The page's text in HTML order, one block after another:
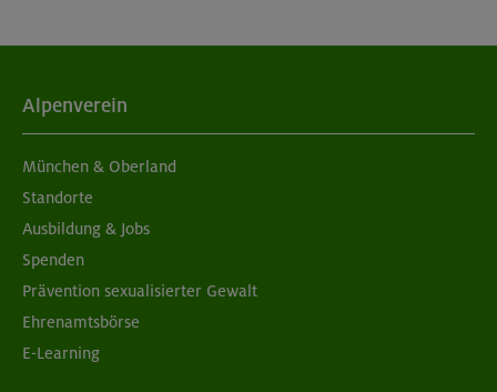
Alpenverein
München & Oberland
Standorte
Ausbildung & Jobs
Spenden
Prävention sexualisierter Gewalt
Ehrenamtsbörse
E-Learning